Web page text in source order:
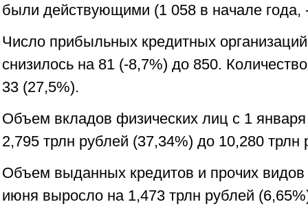
были действующими (1 058 в начале года,
Число прибыльных кредитных
снизилось на 81 (-8,7%) до 850.
33 (27,5%).
Объем вкладов физических лиц с 1
2,795 трлн рублей (37,34%) до 10,280 трлн
Объем выданных кредитов и прочих видов
июня выросло на 1,473 трлн рублей